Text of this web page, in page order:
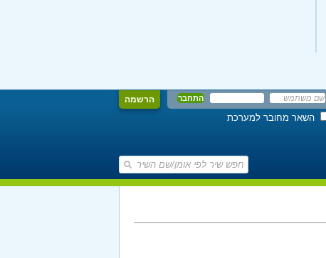
הרשמה
השאר מחובר למערכת